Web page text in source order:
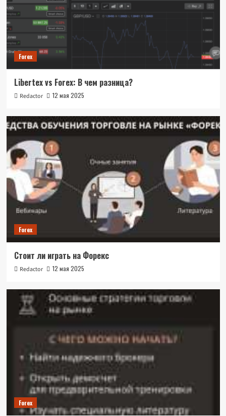
Forex
Libertex vs Forex: В чем разница?
Redactor 12 мая 2025
Forex
Стоит ли играть на Форекс
Redactor 12 мая 2025
Forex